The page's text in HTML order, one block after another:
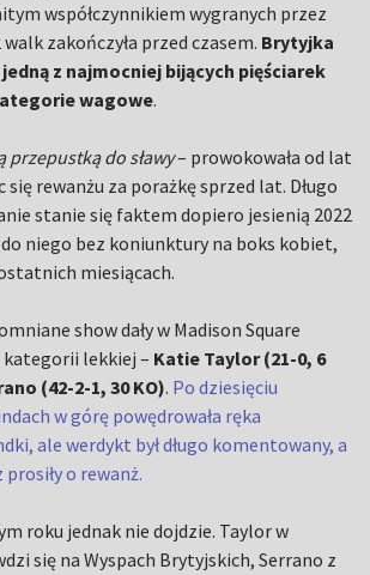
współczynnikiem wygranych przez
zakończyła przed czasem. Brytyjka
z najmocniej bijących pięściarek
wagowe.
przepustką do sławy– prowokowała od lat
się rewanżu za porażkę sprzed lat. Długo
stanie się faktem dopiero jesienią 2022
do niego bez koniunktury na boks kobiet,
miesiącach.
show dały w Madison Square
lekkiej – Katie Taylor (21-0, 6
(42-2-1, 30 KO). Po dziesięciu
w górę powędrowała ręka
ale werdykt był długo komentowany, a
o rewanż.
roku jednak nie dojdzie. Taylor w
się na Wyspach Brytyjskich, Serrano z